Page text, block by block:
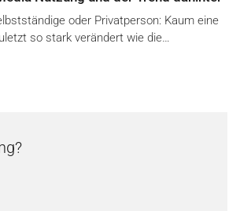
oder Privatperson: Kaum eine
so stark verändert wie die…